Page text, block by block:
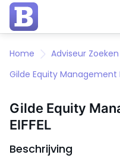
Home
Adviseur Zoeken
Gilde Equity Management
Gilde Equity
EIFFEL
Beschrijving